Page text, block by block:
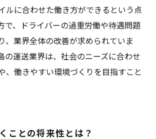
ルに合わせた働き方ができるという点
で、ドライバーの過重労働や待遇問題
、業界全体の改善が求められていま
の運送業界は、社会のニーズに合わせ
、働きやすい環境づくりを目指すこと
ことの将来性とは？